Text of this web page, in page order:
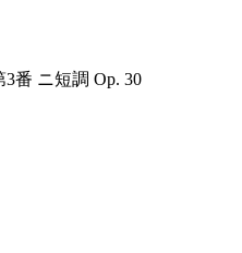
番 ニ短調 Op. 30